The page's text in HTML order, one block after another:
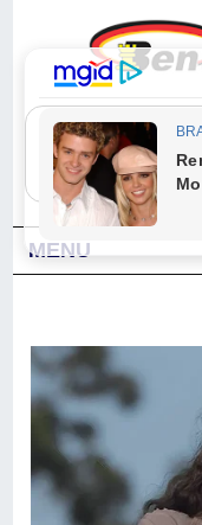
"Sesungguhnya Allah
Wahai orang-orang
ucapkanlah salam
MENU